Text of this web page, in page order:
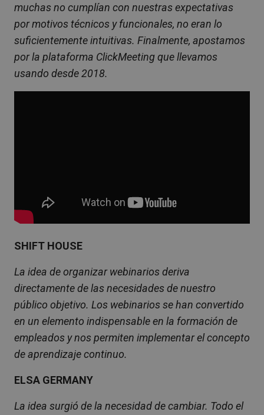
muchas no cumplían con nuestras expectativas
por motivos técnicos y funcionales, no eran lo
suficientemente intuitivas. Finalmente, apostamos
por la plataforma ClickMeeting que llevamos
usando desde 2018.
SHIFT HOUSE
La idea de organizar webinarios deriva
directamente de las necesidades de nuestro
público objetivo. Los webinarios se han convertido
en un elemento indispensable en la formación de
empleados y nos permiten implementar el concepto
de aprendizaje continuo.
ELSA GERMANY
La idea surgió de la necesidad de cambiar. Todo el